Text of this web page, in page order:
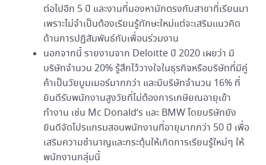
ต่อไปอีก 5 ปี และงานที่มองหามักตรงกับสาขาที่เรียนมา
เพราะไม่จำเป็นต้องเรียนรู้ทักษะใหม่แต่จะเสริมแนวคิด
ด้านการปฏิสัมพันธ์กับเพื่อนร่วมงาน
นอกจากนี้ รายงานจาก Deloitte ปี 2020 เผยว่า มี
บริษัทจำนวน 20% รู้สึกไว้วางใจในธุรกิจหรือบริษัทที่มีคู่
ค้าเป็นวัยบูมเมอร์มากกว่า และมีบริษัทจำนวน 16% ที่
ยินดีรับพนักงานสูงวัยที่ไม่ต้องการเกษียณอายุเข้า
ทำงาน เช่น Mc Donald’s และ BMW โดยบริษัทยัง
ยินดีจัดโปรแกรมสอนพนักงานที่อายุมากกว่า 50 ปี เพื่อ
เสริมความชำนาญและกระตุ้นให้เกิดการเรียนรู้ใหม่ๆ ให้
พนักงานกลุ่มนี้